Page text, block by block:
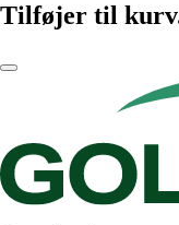
Tilføjer til